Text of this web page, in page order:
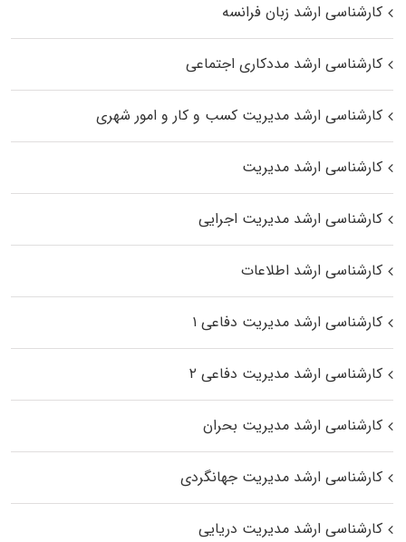
کارشناسی ارشد زبان فرانسه
کارشناسی ارشد مددکاری اجتماعی
کارشناسی ارشد مدیریت کسب و کار و امور شهری
کارشناسی ارشد مدیریت
کارشناسی ارشد مدیریت اجرایی
کارشناسی ارشد اطلاعات
کارشناسی ارشد مدیریت دفاعی ۱
کارشناسی ارشد مدیریت دفاعی ۲
کارشناسی ارشد مدیریت بحران
کارشناسی ارشد مدیریت جهانگردی
کارشناسی ارشد مدیریت دریایی